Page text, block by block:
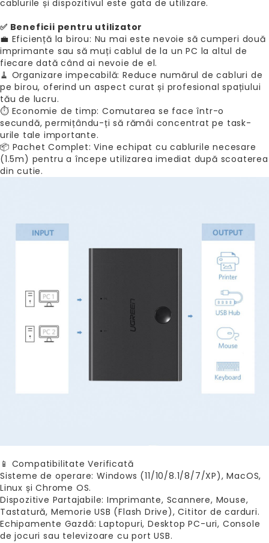
cablurile și dispozitivul este gata de utilizare.
✅ Beneficii pentru utilizator
💼 Eficiență la birou: Nu mai este nevoie să cumperi două
imprimante sau să muți cablul de la un PC la altul de
fiecare dată când ai nevoie de el.
🧹 Organizare impecabilă: Reduce numărul de cabluri de
pe birou, oferind un aspect curat și profesional spațiului
tău de lucru.
⏱️ Economie de timp: Comutarea se face într-o
secundă, permițându-ți să rămâi concentrat pe task-
urile tale importante.
📦 Pachet Complet: Vine echipat cu cablurile necesare
(1.5m) pentru a începe utilizarea imediat după scoaterea
din cutie.
📱 Compatibilitate Verificată
Sisteme de operare: Windows (11/10/8.1/8/7/XP), MacOS,
Linux și Chrome OS.
Dispozitive Partajabile: Imprimante, Scannere, Mouse,
Tastatură, Memorie USB (Flash Drive), Cititor de carduri.
Echipamente Gazdă: Laptopuri, Desktop PC-uri, Console
de jocuri sau televizoare cu port USB.